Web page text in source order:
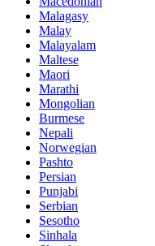
Malagasy
Malay
Malayalam
Maltese
Maori
Marathi
Mongolian
Burmese
Nepali
Norwegian
Pashto
Persian
Punjabi
Serbian
Sesotho
Sinhala